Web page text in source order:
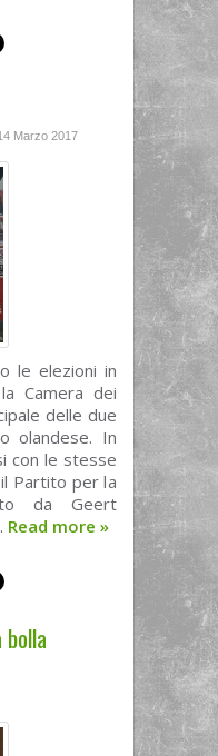
Marzo 2017
le elezioni in
Camera dei
delle due
olandese. In
con le stesse
Partito per la
da Geert
Read more »